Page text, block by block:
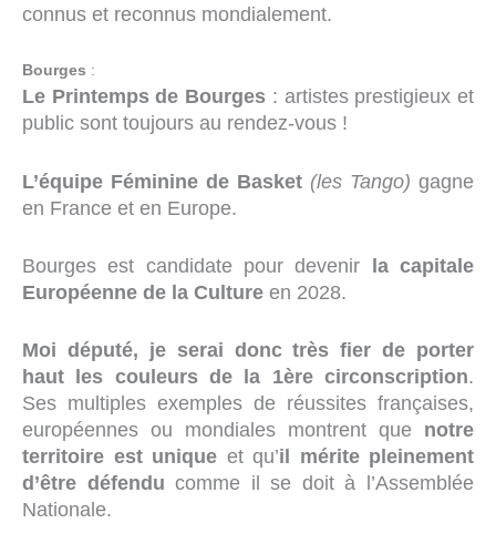
connus et reconnus mondialement.
Bourges :
Le Printemps de Bourges : artistes prestigieux et
public sont toujours au rendez-vous !
L’équipe Féminine de Basket (les Tango) gagne
en France et en Europe.
Bourges est candidate pour devenir
la capitale
Européenne de la Culture en 2028.
Moi député, je serai donc très fier de porter
haut les couleurs de la 1ère circonscription.
Ses multiples exemples de réussites françaises,
européennes ou mondiales montrent que notre
territoire est unique et qu’il mérite pleinement
d’être défendu comme il se doit à l’Assemblée
Nationale.